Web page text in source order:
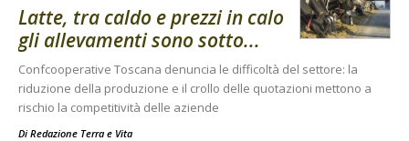
Latte, tra caldo e prezzi in calo
gli allevamenti sono sotto...
Confcooperative Toscana denuncia le difficoltà del settore: la
riduzione della produzione e il crollo delle quotazioni mettono a
rischio la competitività delle aziende
Di Redazione Terra e Vita